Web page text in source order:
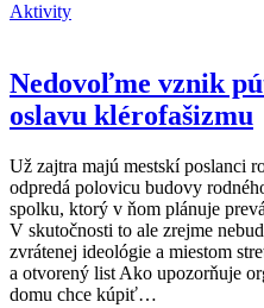
Aktivity
Nedovoľme vznik
oslavu klérofašizmu
Už zajtra majú mestskí poslanci
odpredá polovicu budovy
spolku, ktorý v ňom plánuje
V skutočnosti to ale zrejme
zvrátenej ideológie a miestom
a otvorený list Ako upozorňuje
domu chce kúpiť…